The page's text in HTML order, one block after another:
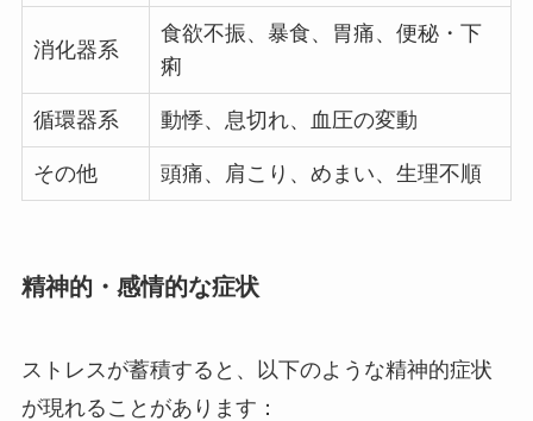
消化器系
食欲不振、暴食、胃痛、便秘・下
痢
循環器系 動悸、息切れ、血圧の変動
その他 頭痛、肩こり、めまい、生理不順
精神的・感情的な症状
ストレスが蓄積すると、以下のような精神的症状
が現れることがあります：